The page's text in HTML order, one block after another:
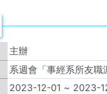
主辦
系週會「事經系所友職
2023-12-01 ~ 2023-